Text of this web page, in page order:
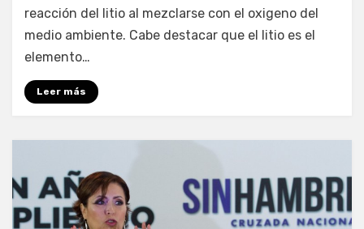
reacción del litio al mezclarse con el oxigeno del
medio ambiente. Cabe destacar que el litio es el
elemento…
Leer más